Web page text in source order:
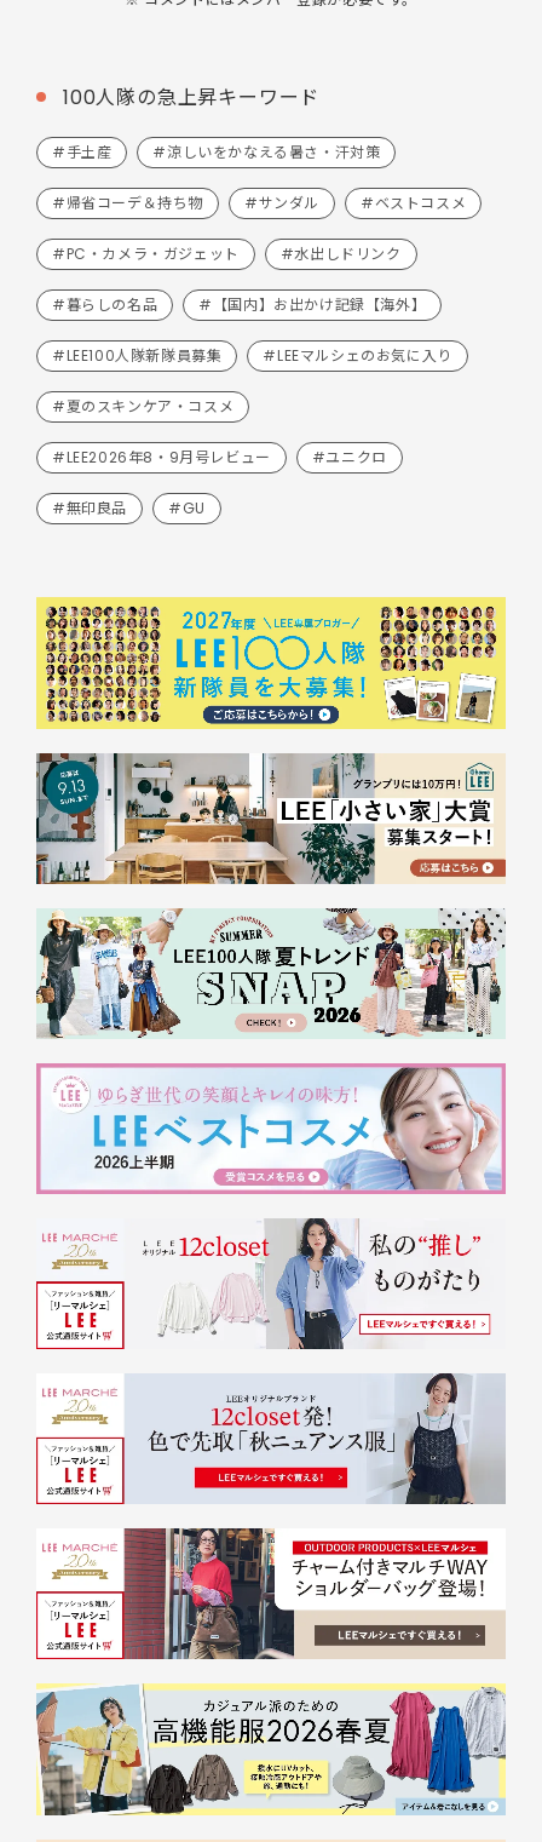
100人隊の急上昇キーワード
#手土産 #涼しいをかなえる暑さ・汗対策
#帰省コーデ＆持ち物 #サンダル #ベストコスメ
#PC・カメラ・ガジェット #水出しドリンク
#暮らしの名品 #【国内】お出かけ記録【海外】
#LEE100人隊新隊員募集 #LEEマルシェのお気に入り
#夏のスキンケア・コスメ
#LEE2026年8・9月号レビュー #ユニクロ
#無印良品 #GU